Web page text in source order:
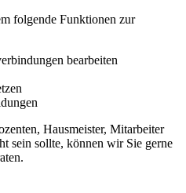
folgende Funktionen zur
bearbeiten
Hausmeister, Mitarbeiter
sein sollte, können wir Sie gerne